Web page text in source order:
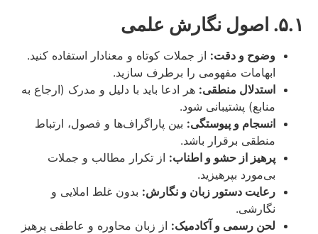
۵.۱. اصول نگارش علمی
وضوح و دقت: از جملات کوتاه و معنادار استفاده کنید.
ابهامات مفهومی را برطرف سازید.
استدلال منطقی: هر ادعا باید با دلیل و مدرک (ارجاع به
منابع) پشتیبانی شود.
انسجام و پیوستگی: بین پاراگراف‌ها و فصول، ارتباط
منطقی برقرار باشد.
پرهیز از حشو و اطناب: از تکرار مطالب و جملات
بی‌مورد بپرهیزید.
رعایت دستور زبان و نگارش: بدون غلط املایی و
نگارشی.
لحن رسمی و آکادمیک: از زبان محاوره و عاطفی پرهیز